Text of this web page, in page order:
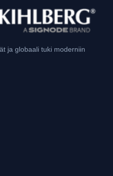
ja globaali tuki moderniin